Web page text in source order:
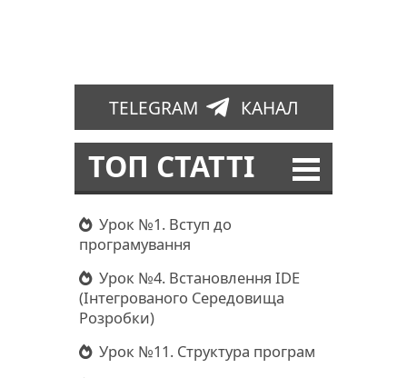
TELEGRAM КАНАЛ
ТОП СТАТТІ
Урок №1. Вступ до
програмування
Урок №4. Встановлення IDE
(Інтегрованого Середовища
Розробки)
Урок №11. Структура програм